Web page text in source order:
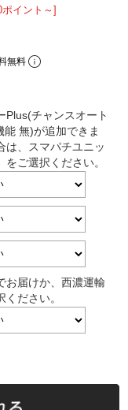
イント～]
無料
Plus(チャンスオート
能 無)が追加できま
は、スマパチユニッ
をご選択ください。
お届けか、西濃運輸
ださい。